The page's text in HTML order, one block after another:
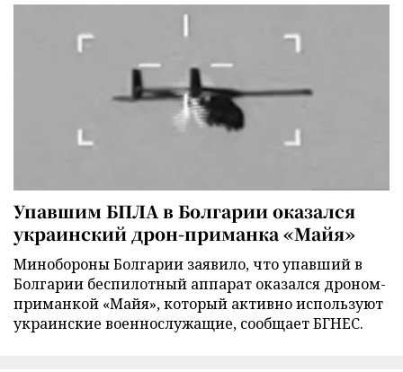
Упавшим БПЛА в Болгарии оказался
украинский дрон-приманка «Майя»
Минобороны Болгарии заявило, что упавший в
Болгарии беспилотный аппарат оказался дроном-
приманкой «Майя», который активно используют
украинские военнослужащие, сообщает БГНЕС.